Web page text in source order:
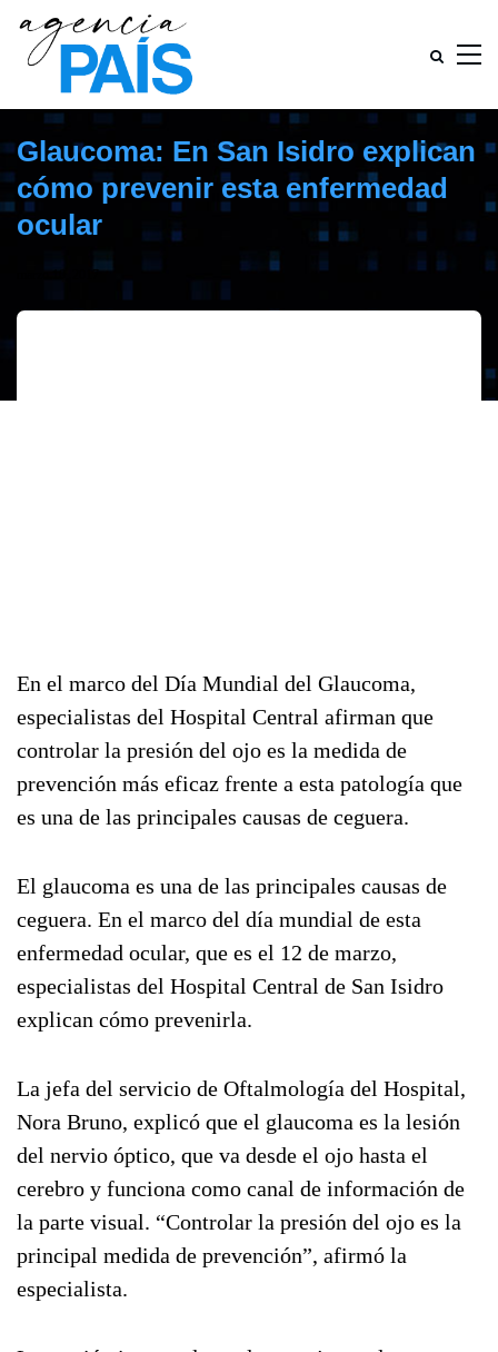
Glaucoma: En San Isidro explican
cómo prevenir esta enfermedad
ocular
En el marco del Día Mundial del Glaucoma,
especialistas del Hospital Central afirman que
controlar la presión del ojo es la medida de
prevención más eficaz frente a esta patología que
es una de las principales causas de ceguera.
El glaucoma es una de las principales causas de
ceguera. En el marco del día mundial de esta
enfermedad ocular, que es el 12 de marzo,
especialistas del Hospital Central de San Isidro
explican cómo prevenirla.
La jefa del servicio de Oftalmología del Hospital,
Nora Bruno, explicó que el glaucoma es la lesión
del nervio óptico, que va desde el ojo hasta el
cerebro y funciona como canal de información de
la parte visual. “Controlar la presión del ojo es la
principal medida de prevención”, afirmó la
especialista.